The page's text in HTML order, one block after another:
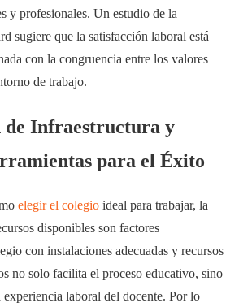
y profesionales. Un estudio de la
sugiere que la satisfacción laboral está
con la congruencia entre los valores
de trabajo.
de Infraestructura y
para el Éxito
elegir el colegio ideal para trabajar, la
disponibles son factores
con instalaciones adecuadas y recursos
no solo facilita el proceso educativo, sino
laboral del docente. Por lo